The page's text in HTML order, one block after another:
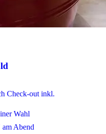
Check-out inkl.
Wahl
Abend